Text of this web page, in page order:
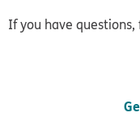
If you have